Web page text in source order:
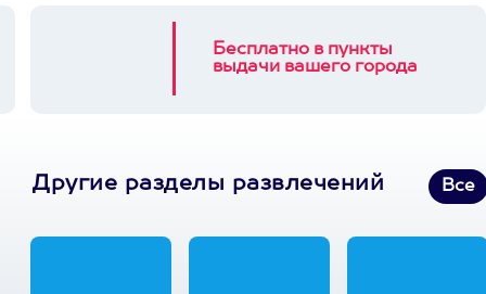
Бесплатно в пункты
выдачи вашего города
Другие разделы развлечений Все